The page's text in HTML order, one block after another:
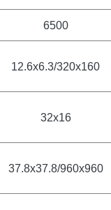
6500
12.6x6.3/320x160
32x16
37.8x37.8/960x960